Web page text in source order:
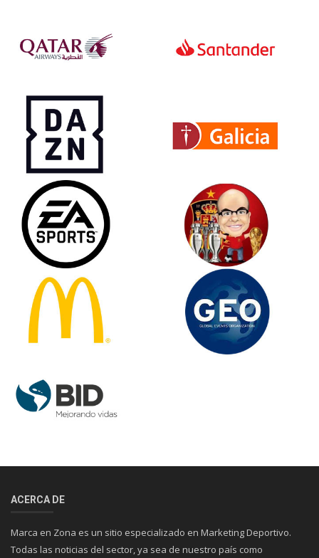
ACERCA DE
Marca en Zona es un sitio especializado en Marketing Deportivo.
Todas las noticias del sector, ya sea de nuestro país como